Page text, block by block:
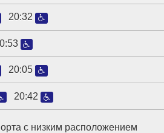
20:32
20:05
20:42
с низким расположением